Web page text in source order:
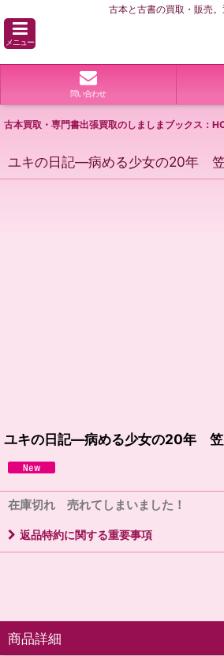
古本と古書の買取・販売
メニュー
問い合わせ
古本買取・専門書出張買取のしましまブックス：
ユキの日記―病める少女の20年
ユキの日記―病める少女の20年 笠
在庫切れ 売れてしまいました！
返品特約に関する重要事項
商品詳細